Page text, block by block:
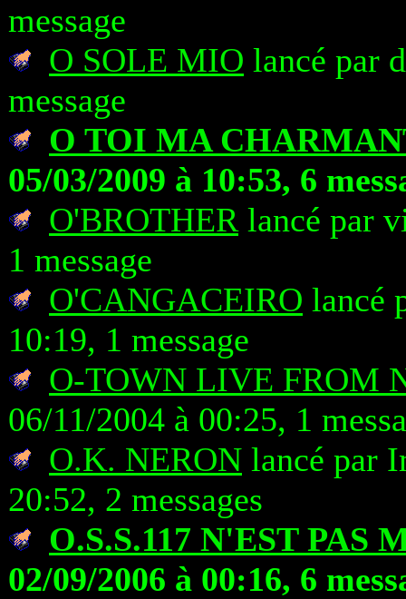
message
O SOLE MIO lancé par
message
O TOI MA
05/03/2009 à 10:53, 6
O'BROTHER lancé par
1 message
O'CANGACEIRO lancé
10:19, 1 message
O-TOWN LIVE FROM
06/11/2004 à 00:25, 1
O.K. NERON lancé par
20:52, 2 messages
O.S.S.117 N'EST PAS
02/09/2006 à 00:16, 6